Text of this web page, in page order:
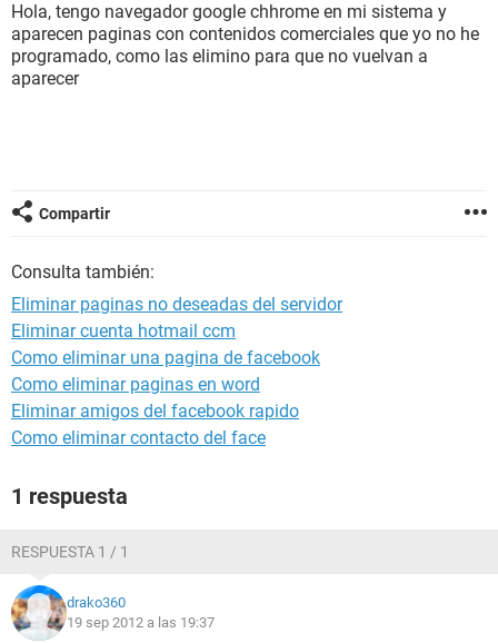
Hola, tengo navegador google chhrome en mi sistema y
aparecen paginas con contenidos comerciales que yo no he
programado, como las elimino para que no vuelvan a
aparecer
Compartir
Consulta también:
Eliminar paginas no deseadas del servidor
Eliminar cuenta hotmail ccm
Como eliminar una pagina de facebook
Como eliminar paginas en word
Eliminar amigos del facebook rapido
Como eliminar contacto del face
1 respuesta
RESPUESTA 1 / 1
drako360
19 sep 2012 a las 19:37